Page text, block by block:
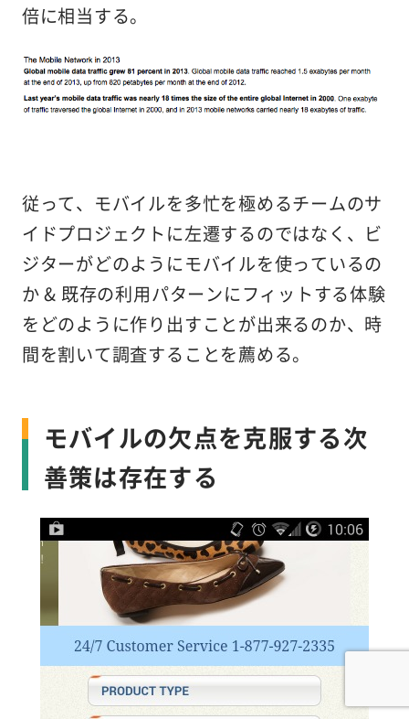
倍に相当する。
従って、モバイルを多忙を極めるチームのサ
イドプロジェクトに左遷するのではなく、ビ
ジターがどのようにモバイルを使っているの
か & 既存の利用パターンにフィットする体験
をどのように作り出すことが出来るのか、時
間を割いて調査することを薦める。
モバイルの欠点を克服する次
善策は存在する